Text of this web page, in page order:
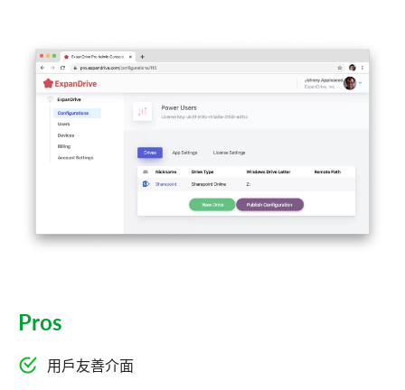
Pros
用戶友善介面